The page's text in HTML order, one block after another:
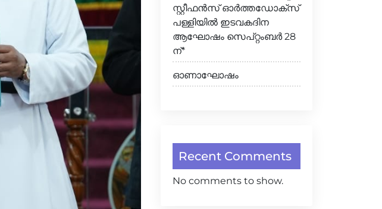
സ്റ്റീഫൻസ് ഓർത്തഡോക്സ്
പള്ളിയിൽ ഇടവകദിന
ആഘോഷം സെപ്റ്റംബർ 28
ന്*
ഓണാഘോഷം
Recent Comments
No comments to show.